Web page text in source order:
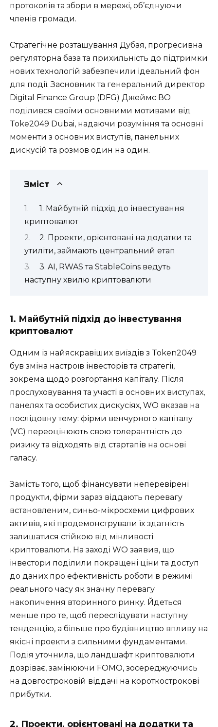
протоколів та збори в мережі, об’єднуючи
членів громади.
Стратегічне розташування Дубая, прогресивна
регуляторна база та прихильність до підтримки
нових технологій забезпечили ідеальний фон
для події. Засновник та генеральний директор
Digital Finance Group (DFG) Джеймс ВО
поділився своїми основними мотивами від
Toke2049 Dubai, надаючи розуміння та основні
моменти з основних виступів, панельних
дискусій та розмов один на один.
Зміст
1. Майбутній підхід до інвестування
криптовалют
2. Проекти, орієнтовані на додатки та
утиліти, займають центральний етап
3. AI, RWAS та StableCoins ведуть
наступну хвилю криптовалюти
1. Майбутній підхід до інвестування
криптовалют
Одним із найяскравіших виїздів з Token2049
був зміна настроїв інвесторів та стратегії,
зокрема щодо розгортання капіталу. Після
прослуховування та участі в основних виступах,
панелях та особистих дискусіях, WO вказав на
послідовну тему: фірми венчурного капіталу
(VC) переоцінюють свою толерантність до
ризику та відходять від стартапів на основі
галасу.
Замість того, щоб фінансувати неперевірені
продукти, фірми зараз віддають перевагу
встановленим, синьо-мікросхеми цифрових
активів, які продемонстрували їх здатність
залишатися стійкою від мінливості
криптовалюти. На заході WO заявив, що
інвестори поділили покращені ціни та доступ
до даних про ефективність роботи в режимі
реального часу як значну перевагу
накопичення вторинного ринку. Йдеться
менше про те, щоб переслідувати наступну
тенденцію, а більше про будівництво впливу на
якісні проекти з сильними фундаментами.
Подія уточнила, що ландшафт криптовалюти
дозріває, замінюючи FOMO, зосереджуючись
на довгостроковій віддачі на короткострокові
прибутки.
2. Проекти, орієнтовані на додатки та